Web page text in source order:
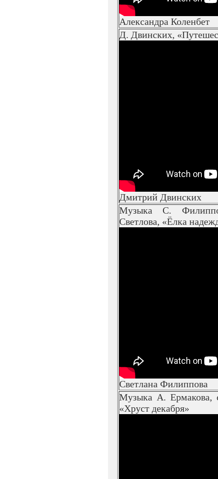
Александра Коленбет
Д. Двинских,
Дмитрий Двинских
Музыка С.
Светлова, «Ёлка
Светлана Филиппова
Музыка А.
«Хруст декабря»